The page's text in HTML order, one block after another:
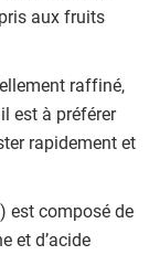
aux fruits
raffiné,
est à préférer
rapidement et
est composé de
et d’acide